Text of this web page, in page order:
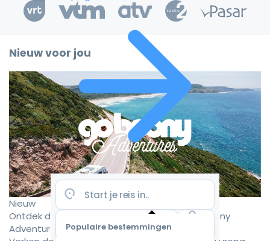
Populaire bestemmingen
Nieuw voor jou
Nieuw
Ontdek de mooiste camperroutes met Goboony
Adventures